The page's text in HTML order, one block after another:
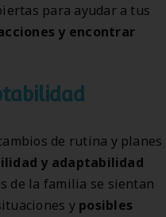
para ayudar a tus
y encontrar
de rutina y planes
y adaptabilidad
de la familia se sientan
y posibles